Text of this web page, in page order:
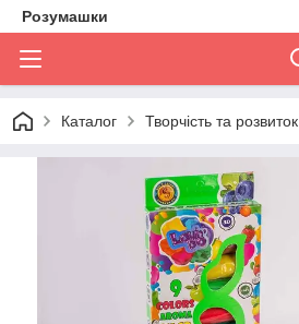
Розумашки
Каталог Творчість та розвиток